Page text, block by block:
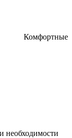
Комфортные
необходимости